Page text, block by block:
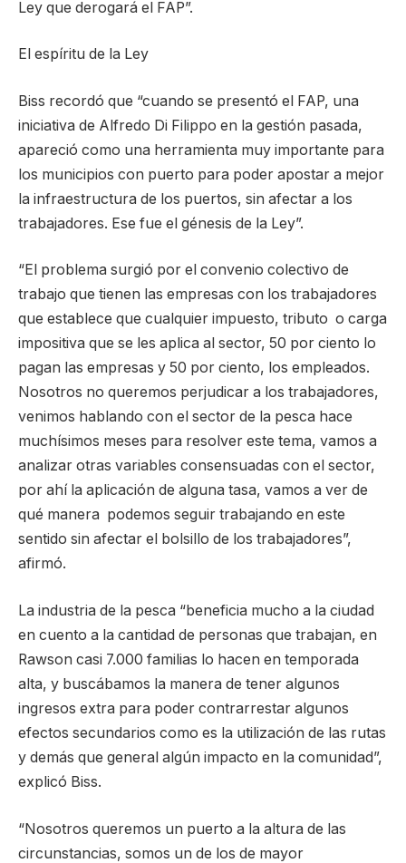
Ley que derogará el FAP”.
El espíritu de la Ley
Biss recordó que “cuando se presentó el FAP, una
iniciativa de Alfredo Di Filippo en la gestión pasada,
apareció como una herramienta muy importante para
los municipios con puerto para poder apostar a mejor
la infraestructura de los puertos, sin afectar a los
trabajadores. Ese fue el génesis de la Ley”.
“El problema surgió por el convenio colectivo de
trabajo que tienen las empresas con los trabajadores
que establece que cualquier impuesto, tributo o carga
impositiva que se les aplica al sector, 50 por ciento lo
pagan las empresas y 50 por ciento, los empleados.
Nosotros no queremos perjudicar a los trabajadores,
venimos hablando con el sector de la pesca hace
muchísimos meses para resolver este tema, vamos a
analizar otras variables consensuadas con el sector,
por ahí la aplicación de alguna tasa, vamos a ver de
qué manera podemos seguir trabajando en este
sentido sin afectar el bolsillo de los trabajadores”,
afirmó.
La industria de la pesca “beneficia mucho a la ciudad
en cuento a la cantidad de personas que trabajan, en
Rawson casi 7.000 familias lo hacen en temporada
alta, y buscábamos la manera de tener algunos
ingresos extra para poder contrarrestar algunos
efectos secundarios como es la utilización de las rutas
y demás que general algún impacto en la comunidad”,
explicó Biss.
“Nosotros queremos un puerto a la altura de las
circunstancias, somos un de los de mayor